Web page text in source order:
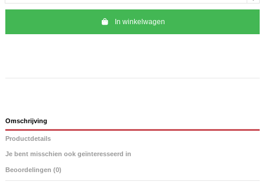
In winkelwagen
Omschrijving
Productdetails
Je bent misschien ook geïnteresseerd in
Beoordelingen (0)